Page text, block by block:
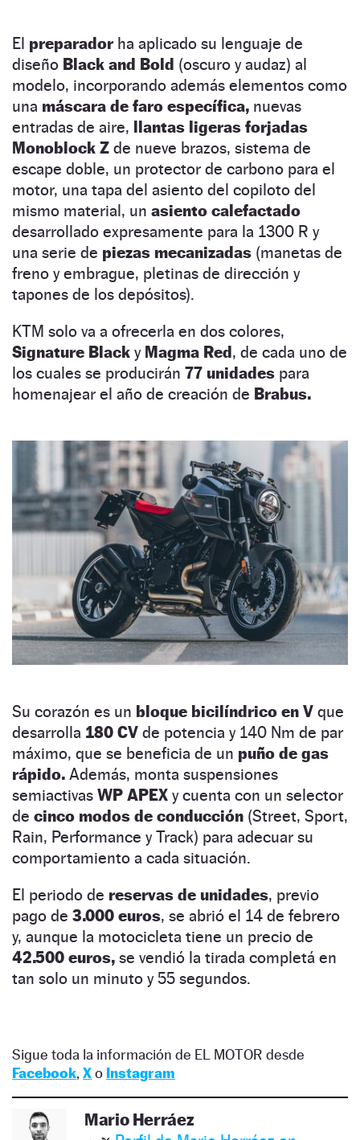
El preparador ha aplicado su lenguaje de
diseño Black and Bold (oscuro y audaz) al
modelo, incorporando además elementos como
una máscara de faro específica, nuevas
entradas de aire, llantas ligeras forjadas
Monoblock Z de nueve brazos, sistema de
escape doble, un protector de carbono para el
motor, una tapa del asiento del copiloto del
mismo material, un asiento calefactado
desarrollado expresamente para la 1300 R y
una serie de piezas mecanizadas (manetas de
freno y embrague, pletinas de dirección y
tapones de los depósitos).
KTM solo va a ofrecerla en dos colores,
Signature Black y Magma Red, de cada uno de
los cuales se producirán 77 unidades para
homenajear el año de creación de Brabus.
Su corazón es un bloque bicilíndrico en V que
desarrolla 180 CV de potencia y 140 Nm de par
máximo, que se beneficia de un puño de gas
rápido. Además, monta suspensiones
semiactivas WP APEX y cuenta con un selector
de cinco modos de conducción (Street, Sport,
Rain, Performance y Track) para adecuar su
comportamiento a cada situación.
El periodo de reservas de unidades, previo
pago de 3.000 euros, se abrió el 14 de febrero
y, aunque la motocicleta tiene un precio de
42.500 euros, se vendió la tirada completá en
tan solo un minuto y 55 segundos.
Sigue toda la información de EL MOTOR desde
Facebook, Xo Instagram
Mario Herráez